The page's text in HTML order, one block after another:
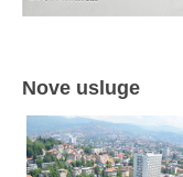
Nove usluge